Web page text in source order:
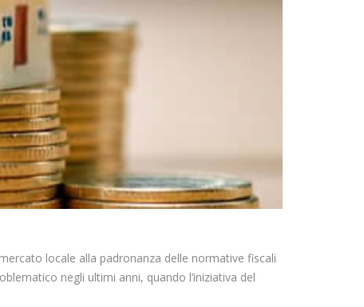
locale alla padronanza delle normative fiscali
negli ultimi anni, quando l’iniziativa del